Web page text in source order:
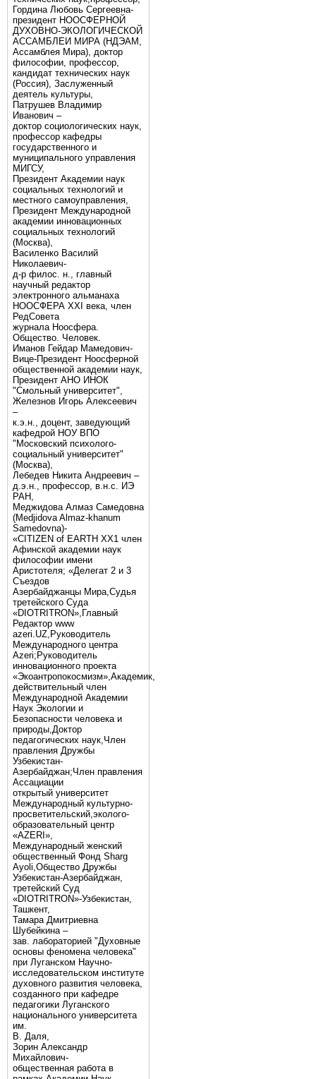
Гордина Любовь Сергеевна-
президент НООСФЕРНОЙ
ДУХОВНО-ЭКОЛОГИЧЕСКОЙ
АССАМБЛЕИ МИРА (НДЭАМ,
Ассамблея Мира), доктор
философии, профессор,
кандидат технических наук
(Россия), Заслуженный
деятель культуры,
Патрушев Владимир
Иванович –
доктор социологических наук,
профессор кафедры
государственного и
муниципального управления
МИГСУ,
Президент Академии наук
социальных технологий и
местного самоуправления,
Президент Международной
академии инновационных
социальных технологий
(Москва),
Василенко Василий
Николаевич-
д-р филос. н., главный
научный редактор
электронного альманаха
НООСФЕРА XXI века, член
РедСовета
журнала Ноосфера.
Общество. Человек.
Иманов Гейдар Мамедович-
Вице-Президент Ноосферной
общественной академии наук,
Президент АНО ИНОК
"Смольный университет",
Железнов Игорь Алексеевич
–
к.э.н., доцент, заведующий
кафедрой НОУ ВПО
"Московский психолого-
социальный университет"
(Москва),
Лебедев Никита Андреевич –
д.э.н., профессор, в.н.с. ИЭ
РАН,
Меджидова Алмаз Самедовна
(Medjidova Almaz-khanum
Samedovna)-
«CITIZEN of EARTH XX1 член
Афинской академии наук
философии имени
Аристотеля; «Делегат 2 и 3
Съездов
Азербайджанцы Мира,Судья
третейского Суда
«DIOTRITRON»,Главный
Редактор www
azeri.UZ,Руководитель
Международного центра
Аzeri;Руководитель
инновационного проекта
«Экоантропокосмизм»,Академик,
действительный член
Международной Академии
Наук Экологии и
Безопасности человека и
природы,Доктор
педагогических наук,Член
правления Дружбы
Узбекистан-
Азербайджан;Член правления
Ассациации
открытый университет
Международный культурно-
просветительский,эколого-
образовательный центр
«AZERI»,
Mеждународный женский
общественный Фонд Sharg
Аyoli,Общество Дружбы
Узбекистан-Азербайджан,
третейский Суд
«DIOTRITRON»-Узбекистан,
Ташкент,
Тамара Дмитриевна
Шубейкина –
зав. лабораторией "Духовные
основы феномена человека"
при Луганском Научно-
исследовательском институте
духовного развития человека,
созданного при кафедре
педагогики Луганского
национального университета
им.
В. Даля,
Зорин Александр
Михайлович-
общественная работа в